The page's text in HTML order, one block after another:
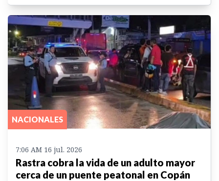
NACIONALES
7:06 AM 16 jul. 2026
Rastra cobra la vida de un adulto mayor
cerca de un puente peatonal en Copán